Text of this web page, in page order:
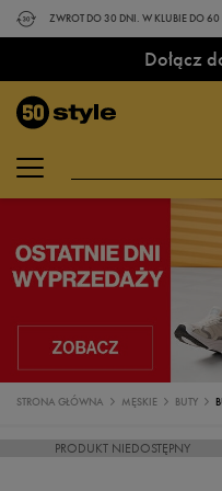
ZWROT DO 30 DNI. W KLUBIE DO 60
Dołącz
STRONA GŁÓWNA MĘSKIE BUTY
PRODUKT NIEDOSTĘPNY